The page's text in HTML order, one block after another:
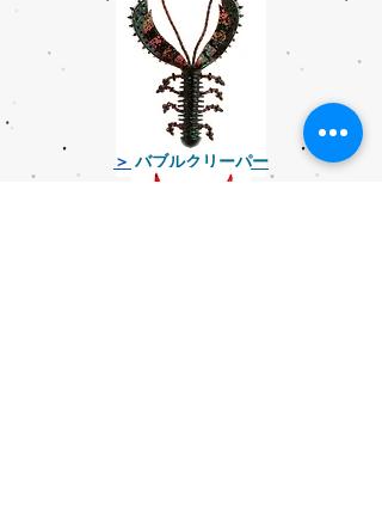
＞ バブルクリーパー